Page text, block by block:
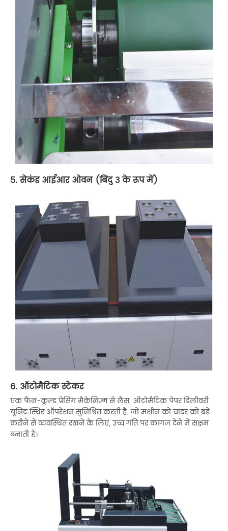
5. सेकंड आईआर ओवन (बिंदु 3 के रूप में)
6. ऑटोमैटिक स्टेकर
एक फैन-कूल्ड प्रेसिंग मैकेनिज्म से लैस, ऑटोमैटिक पेपर डिलीवरी
यूनिट स्थिर ऑपरेशन सुनिश्चित करती है, जो मशीन को चादर को बड़े
करीने से व्यवस्थित रखने के लिए, उच्च गति पर कागज देने में सक्षम
बनाती है।